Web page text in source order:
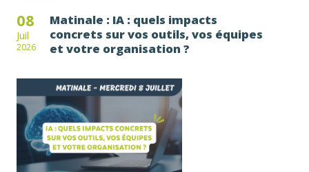
08
Juil
2026
Matinale : IA : quels impacts
concrets sur vos outils, vos équipes
et votre organisation ?